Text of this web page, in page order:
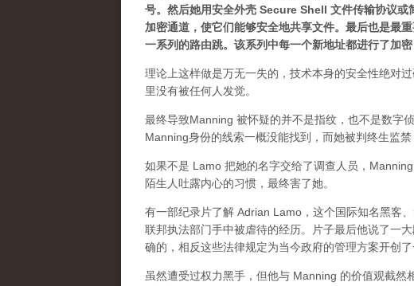
号。然后她用安全外壳 Secure Shell 文件传输协议
加密通道，使它们能够安全地共享文件。最后也是最
一系列的路由跳。该系列中每一个新地址都进行了加
理论上这样做是万无一失的，技术本身的安全性绝对
里没有被任何人发觉。
最终导致Manning 被怀疑的并不是指纹，也不是数字
Manning身份的线索一概没能找到，而她被判终生监
如果不是 Lamo 把她的名字交给了调查人员，
陌生人吐露内心的习惯，最终害了她。
有一部纪录片了解 Adrian Lamo，这个国际知名黑客
联邦执法部门手中被虐待的经历。片子最后他说了一
确的，相反这些法律规定为当今政府的管理方案开创了
虽然遭受过权力黑手，但他与 Manning 的价值观截然